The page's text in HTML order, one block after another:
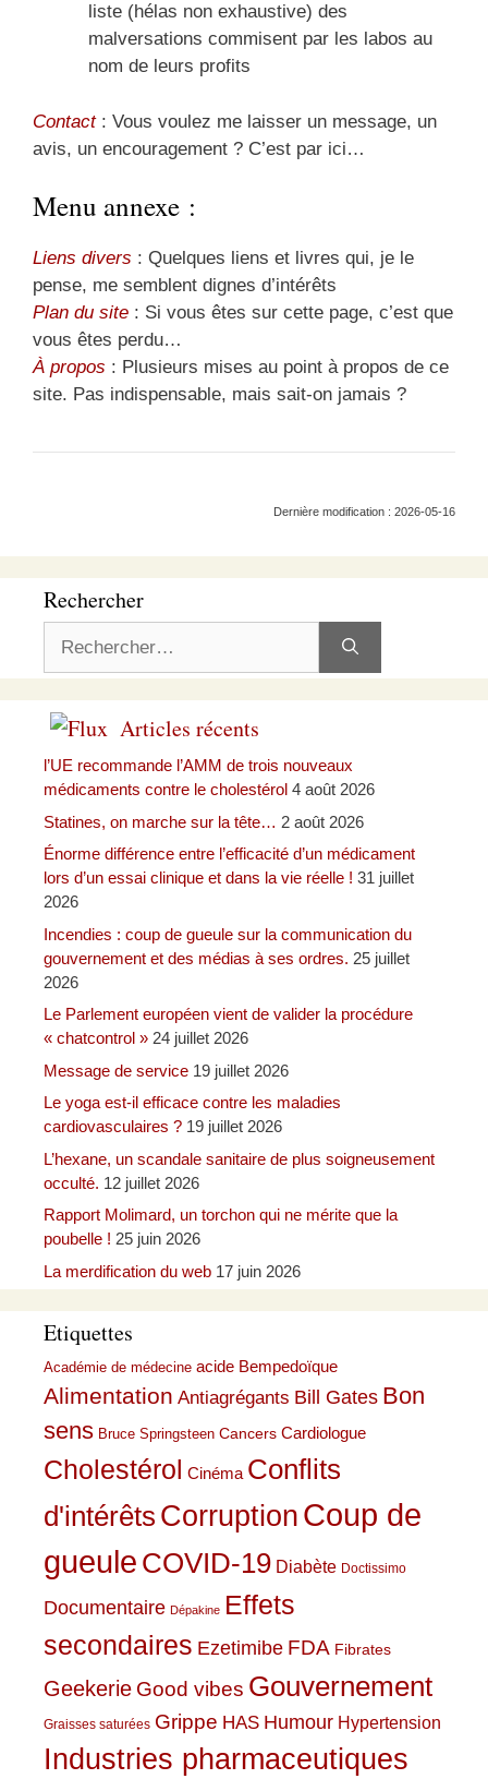
liste (hélas non exhaustive) des
malversations commisent par les labos au
nom de leurs profits
Contact: Vous voulez me laisser un message, un
avis, un encouragement ? C’est par ici…
Menu annexe :
Liens divers : Quelques liens et livres qui, je le
pense, me semblent dignes d’intérêts
Plan du site : Si vous êtes sur cette page, c’est que
vous êtes perdu…
À propos : Plusieurs mises au point à propos de ce
site. Pas indispensable, mais sait-on jamais ?
Dernière modification : 2026-05-16
Rechercher
Articles récents
l’UE recommande l’AMM de trois nouveaux
médicaments contre le cholestérol 4 août 2026
Statines, on marche sur la tête… 2 août 2026
Énorme différence entre l’efficacité d’un médicament
lors d’un essai clinique et dans la vie réelle ! 31 juillet
2026
Incendies : coup de gueule sur la communication du
gouvernement et des médias à ses ordres. 25 juillet
2026
Le Parlement européen vient de valider la procédure
« chatcontrol » 24 juillet 2026
Message de service 19 juillet 2026
Le yoga est-il efficace contre les maladies
cardiovasculaires ? 19 juillet 2026
L’hexane, un scandale sanitaire de plus soigneusement
occulté. 12 juillet 2026
Rapport Molimard, un torchon qui ne mérite que la
poubelle ! 25 juin 2026
La merdification du web 17 juin 2026
Etiquettes
Académie de médecine acide Bempedoïque
Alimentation Antiagrégants Bill Gates Bon
sens Bruce Springsteen Cancers Cardiologue
Cholestérol Cinéma Conflits
d'intérêts CorruptionCoup de
gueule COVID-19 Diabète Doctissimo
Documentaire Dépakine Effets
secondaires Ezetimibe FDA Fibrates
Geekerie Good vibes Gouvernement
Graisses saturées Grippe HAS Humour Hypertension
Industries pharmaceutiques